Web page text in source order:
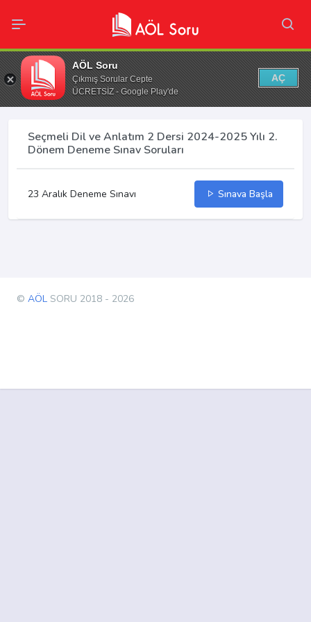
AÖL Soru
Çıkmış Sorular Cepte
ÜCRETSİZ - Google Play'de
AÇ
Seçmeli Dil ve Anlatım 2 Dersi 2024-2025 Yılı 2.
Dönem Deneme Sınav Soruları
23 Aralık Deneme Sınavı Sınava Başla
© AÖL SORU 2018 - 2026